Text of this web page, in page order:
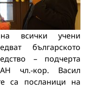
всички учени
българското
– подчерта
чл.-кор. Васил
са посланици на